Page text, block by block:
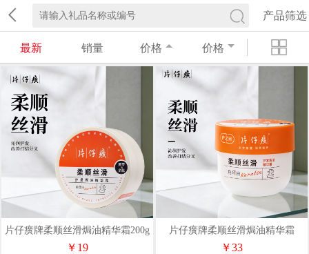
产品筛选
最新 销量 价格 价格
片仔癀牌柔顺丝滑焗油精华霜200g
￥19
片仔癀牌柔顺丝滑焗油精华霜
500ml
￥33